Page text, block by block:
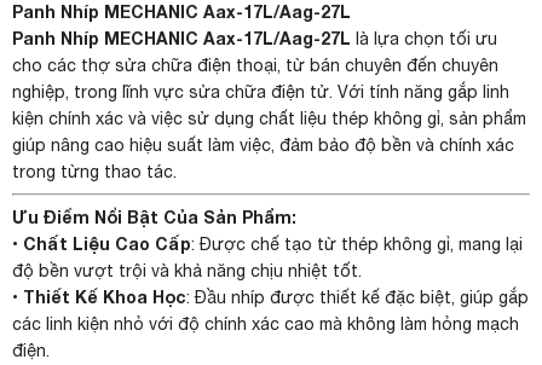
Panh Nhíp MECHANIC Aax-17L/Aag-27L
Panh Nhíp MECHANIC Aax-17L/Aag-27L là lựa chọn tối ưu
cho các thợ sửa chữa điện thoại, từ bán chuyên đến chuyên
nghiệp, trong lĩnh vực sửa chữa điện tử. Với tính năng gắp linh
kiện chính xác và việc sử dụng chất liệu thép không gỉ, sản phẩm
giúp nâng cao hiệu suất làm việc, đảm bảo độ bền và chính xác
trong từng thao tác.
Ưu Điểm Nổi Bật Của Sản Phẩm:
• Chất Liệu Cao Cấp: Được chế tạo từ thép không gỉ, mang lại
độ bền vượt trội và khả năng chịu nhiệt tốt.
• Thiết Kế Khoa Học: Đầu nhíp được thiết kế đặc biệt, giúp gắp
các linh kiện nhỏ với độ chính xác cao mà không làm hỏng mạch
điện.